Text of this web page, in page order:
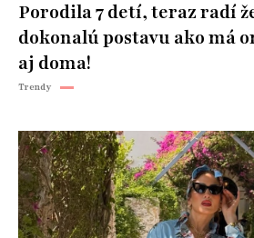
Porodila 7 detí, teraz radí
dokonalú postavu ako má
aj doma!
Trendy